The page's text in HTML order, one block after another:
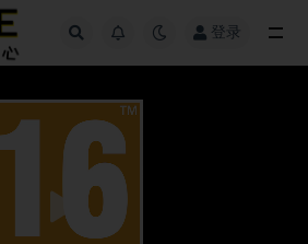
登录